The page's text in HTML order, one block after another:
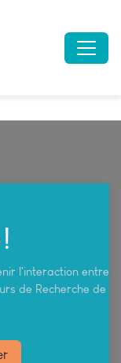
l'interaction entre
de Recherche de